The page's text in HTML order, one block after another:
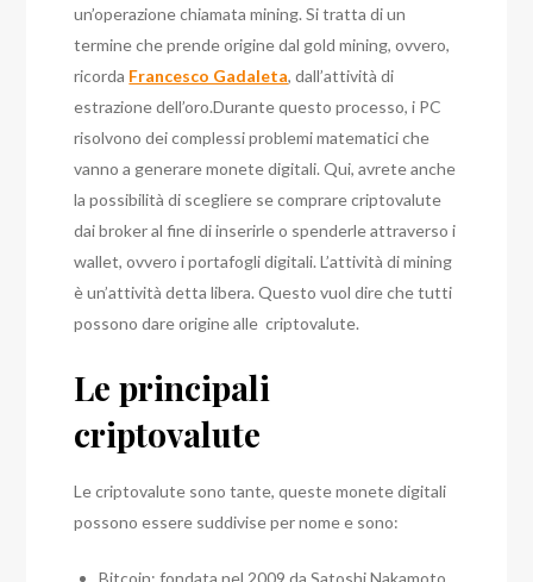
un’operazione chiamata mining. Si tratta di un
termine che prende origine dal gold mining, ovvero,
ricorda Francesco Gadaleta, dall’attività di
estrazione dell’oro.Durante questo processo, i PC
risolvono dei complessi problemi matematici che
vanno a generare monete digitali. Qui, avrete anche
la possibilità di scegliere se comprare criptovalute
dai broker al fine di inserirle o spenderle attraverso i
wallet, ovvero i portafogli digitali.L’attività di mining
è un’attività detta libera. Questo vuol dire che tutti
possono dare origine alle criptovalute.
Le principali
criptovalute
Le criptovalute sono tante, queste monete digitali
possono essere suddivise per nome e sono:
Bitcoin: fondata nel 2009 da Satoshi Nakamoto.